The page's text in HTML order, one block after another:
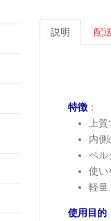
説明 配
特徴：
上質
内側
ベル
使い
軽量
使用目的